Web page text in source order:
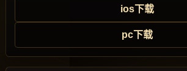
ios下载
pc下载